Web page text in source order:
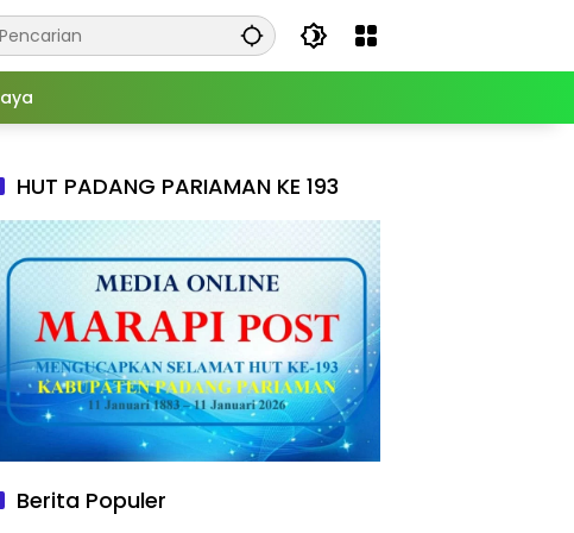
HUT PADANG PARIAMAN KE 193
Berita Populer